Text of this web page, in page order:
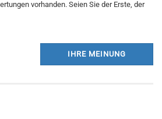
vorhanden. Seien Sie der Erste, der
IHRE MEINUNG